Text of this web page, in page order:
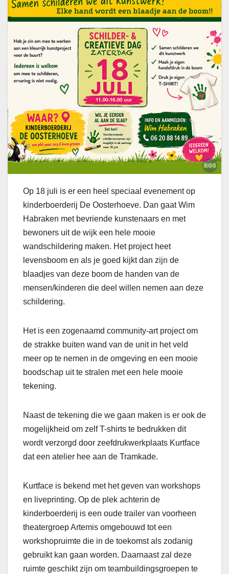
Op 18 juli is er een heel speciaal evenement op
kinderboerderij De Oosterhoeve. Dan gaat Wim
Habraken met bevriende kunstenaars en met
bewoners uit de wijk een hele mooie
wandschildering maken. Het project heet
levensboom en als je goed kijkt dan zijn de
blaadjes van deze boom de handen van de
mensen/kinderen die deel willen nemen aan deze
schildering.
Het is een zogenaamd community-art project om
de strakke buiten wand van de unit in het veld
meer op te nemen in de omgeving en een mooie
boodschap uit te stralen met een hele mooie
tekening.
Naast de tekening die we gaan maken is er ook de
mogelijkheid om zelf T-shirts te bedrukken dit
wordt verzorgd door zeefdrukwerkplaats Kurtface
dat een atelier hee aan de Tramkade.
Kurtface is bekend met het geven van workshops
en liveprinting. Op de plek achterin de
kinderboerderij is een oude trailer van voorheen
theatergroep Artemis omgebouwd tot een
workshopruimte die in de toekomst als zodanig
gebruikt kan gaan worden. Daarnaast zal deze
ruimte geschikt zijn om teambuildingsgroepen te